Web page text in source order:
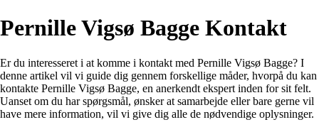
Pernille Vigsø Bagge Kontakt
Er du interesseret i at komme i kontakt med Pernille Vigsø Bagge? I
denne artikel vil vi guide dig gennem forskellige måder, hvorpå du kan
kontakte Pernille Vigsø Bagge, en anerkendt ekspert inden for sit felt.
Uanset om du har spørgsmål, ønsker at samarbejde eller bare gerne vil
have mere information, vil vi give dig alle de nødvendige oplysninger.